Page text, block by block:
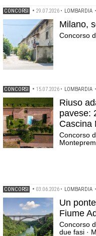
CONCORSI • 29.07.2026 • LOMBARDIA •
Milano,
Concorso
CONCORSI • 15.07.2026 • LOMBARDIA •
Riuso
pavese:
Cascina
Concorso
CONCORSI • 03.06.2026 • LOMBARDIA •
Un
Fiume
Concorso
due fasi ·